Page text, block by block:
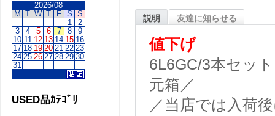
説明 友達に知らせる
値下げ
6L6GC/3本セット
元箱／
／当店では入荷
2026/08
M T W T F S S
1
2
3
4 5 6 7 8
9
10 11 12 13 14 15 16
17 18 19 20 21 22 23
24 25 26 27 28 29 30
31
USED品ｶﾃｺﾞﾘ